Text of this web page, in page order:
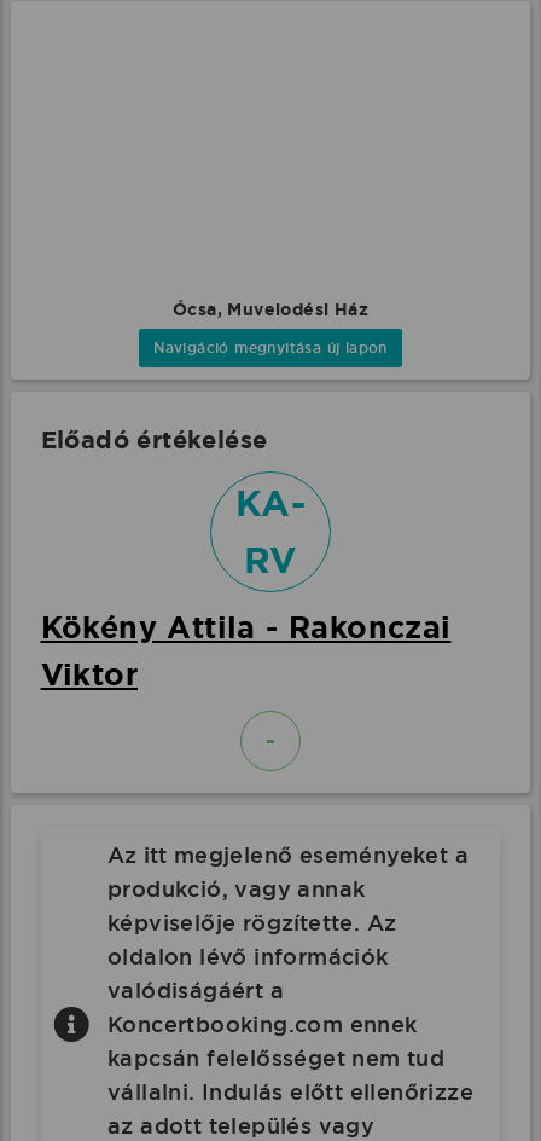
Ócsa, Muvelodési Ház
Navigáció megnyitása új lapon
Előadó értékelése
KA-
RV
Kökény Attila - Rakonczai
Viktor
-
Az itt megjelenő eseményeket a
produkció, vagy annak
képviselője rögzítette. Az
oldalon lévő információk
valódiságáért a
Koncertbooking.com ennek
kapcsán felelősséget nem tud
vállalni. Indulás előtt ellenőrizze
az adott település vagy